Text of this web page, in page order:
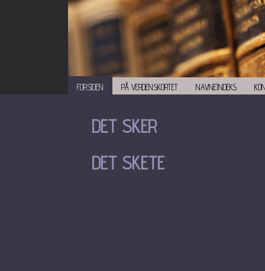
FORSIDEN PÅ VERDENSKORTET NAVNEINDEKS
DET SKER
DET SKETE